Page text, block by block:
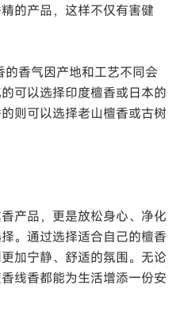
的产品，这样不仅有害健
香气因产地和工艺不同会
可以选择印度檀香或日本的
则可以选择老山檀香或古树
产品，更是放松身心、净化
。通过选择适合自己的檀香
加宁静、舒适的氛围。无论
线香都能为生活增添一份安